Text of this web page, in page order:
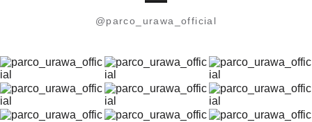
@parco_urawa_official